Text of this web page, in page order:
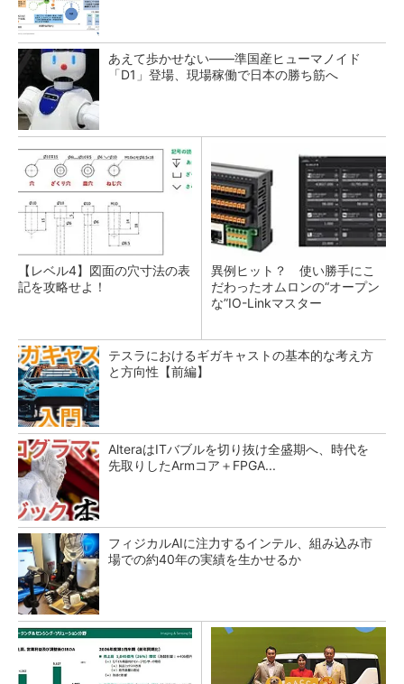
あえて歩かせない――準国産ヒューマノイド
「D1」登場、現場稼働で日本の勝ち筋へ
【レベル4】図面の穴寸法の表
記を攻略せよ！
異例ヒット？ 使い勝手にこ
だわったオムロンの“オープン
な”IO-Linkマスター
テスラにおけるギガキャストの基本的な考え方
と方向性【前編】
AlteraはITバブルを切り抜け全盛期へ、時代を
先取りしたArmコア＋FPGA...
フィジカルAIに注力するインテル、組み込み市
場での約40年の実績を生かせるか